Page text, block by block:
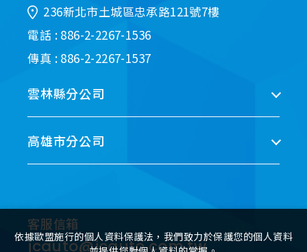
236新北市土城區忠承路121號7樓
電話 : 886-2-2267-1536
傳真 : 886-2-2267-1537
雲林縣分公司
高雄市分公司
客服信箱
jcauto@jcauto.com.tw
依據歐盟施行的個人資料保護法，我們致力於保護您的個人資料